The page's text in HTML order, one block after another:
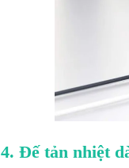
4. Đế tản nhiệt